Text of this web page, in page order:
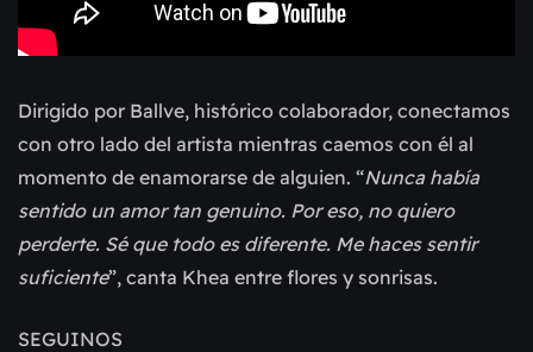
Dirigido por Ballve, histórico colaborador, conectamos
con otro lado del artista mientras caemos con él al
momento de enamorarse de alguien. “Nunca había
sentido un amor tan genuino. Por eso, no quiero
perderte. Sé que todo es diferente. Me haces sentir
suficiente”, canta Khea entre flores y sonrisas.
SEGUINOS